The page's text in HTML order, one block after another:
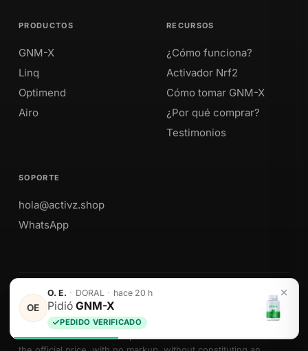
OE
O. E. · DORAL · hace 20 h
Pidió GNM-X
PEDIDO VERIFICADO
PRODUCTOS
GNM-X
Linq
Optimend
Airo
RECURSOS
¿Cómo funciona?
Activador Nrf2
Cómo tomar GNM-X
¿Por qué comprar?
Testimonios
SOPORTE
hola@activz.shop
WhatsApp
Envíos a Perú · México · EE. UU. · Colombia · Ecuador
We sell Activz Global LLC products as authorized distributors at